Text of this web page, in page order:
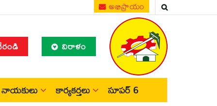
అభిప్రాయం
విరాళం
నాయకులు కార్యకర్తలు సూపర్ 6